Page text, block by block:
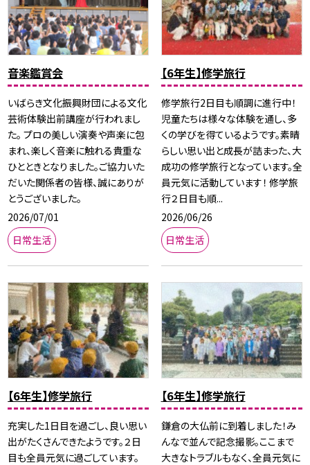
音楽鑑賞会
いばらき文化振興財団による文化
芸術体験出前講座が行われまし
た。 プロの美しい演奏や声楽に包
まれ、楽しく音楽に触れる貴重な
ひとときとなりました。ご協力いた
だいた関係者の皆様、誠にありが
とうございました。
2026/07/01
日常生活
【6年生】修学旅行
修学旅行2日目も順調に進行中！
児童たちは様々な体験を通し、多
くの学びを得ているようです。素晴
らしい思い出と成長が詰まった、大
成功の修学旅行となっています。全
員元気に活動しています！ 修学旅
行２日目も順...
2026/06/26
日常生活
【6年生】修学旅行
充実した1日目を過ごし、良い思い
出がたくさんできたようです。２日
目も全員元気に過ごしています。
【6年生】修学旅行
鎌倉の大仏前に到着しました！み
んなで並んで記念撮影。ここまで
大きなトラブルもなく、全員元気に